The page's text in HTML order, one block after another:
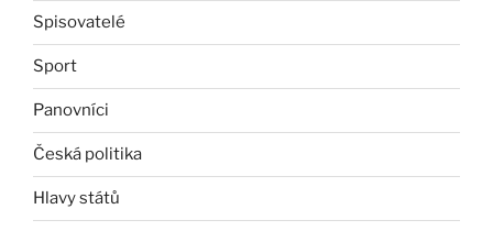
Spisovatelé
Sport
Panovníci
Česká politika
Hlavy států